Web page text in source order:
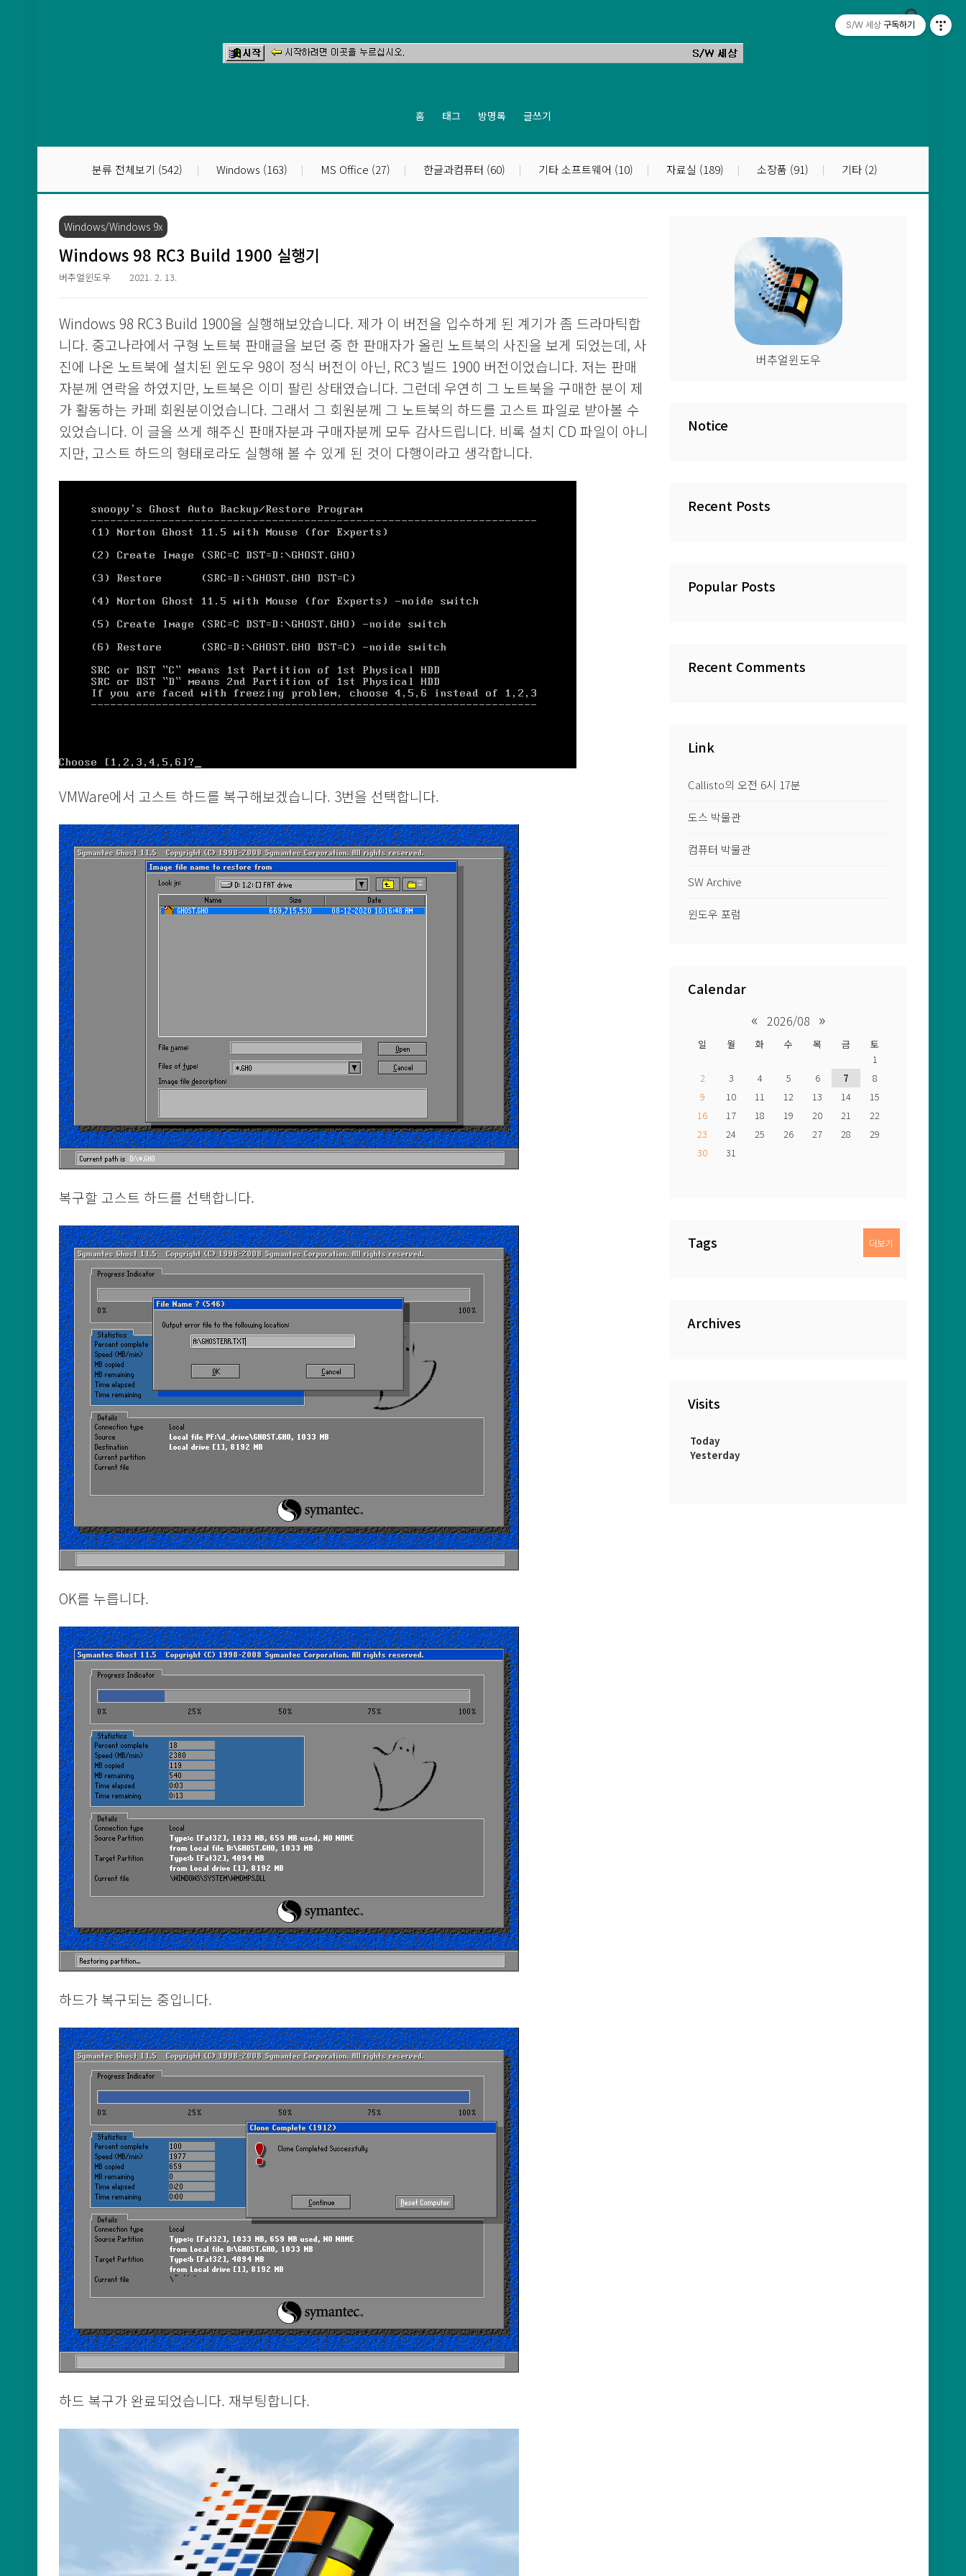
홈 태그 방명록 글쓰기
분류 전체보기 (542) Windows (163) MS Office (27) 한글과컴퓨터 (60) 기타 소프트웨어 (10) 자료실 (189) 소장품 (91) 기타 (2)
버추얼윈도우
Notice
Recent Posts
Popular Posts
Recent Comments
Link
Callisto의 오전 6시 17분
도스 박물관
컴퓨터 박물관
SW Archive
윈도우 포럼
Calendar
« 2026/08 »
일 월 화 수 목 금
토
1
2
3 4 5 6 7
8
9
10 11 12 13 14
15
16
17 18 19 20 21
22
23
24 25 26 27 28
29
30
31
Tags 더보기
Archives
Visits
Today
Yesterday
Windows/Windows 9x
Windows 98 RC3 Build 1900 실행기
버추얼윈도우 2021. 2. 13.
Windows 98 RC3 Build 1900을 실행해보았습니다. 제가 이 버전을 입수하게 된 계기가 좀 드라마틱합
니다. 중고나라에서 구형 노트북 판매글을 보던 중 한 판매자가 올린 노트북의 사진을 보게 되었는데, 사
진에 나온 노트북에 설치된 윈도우 98이 정식 버전이 아닌, RC3 빌드 1900 버전이었습니다. 저는 판매
자분께 연락을 하였지만, 노트북은 이미 팔린 상태였습니다. 그런데 우연히 그 노트북을 구매한 분이 제
가 활동하는 카페 회원분이었습니다. 그래서 그 회원분께 그 노트북의 하드를 고스트 파일로 받아볼 수
있었습니다. 이 글을 쓰게 해주신 판매자분과 구매자분께 모두 감사드립니다. 비록 설치 CD 파일이 아니
지만, 고스트 하드의 형태로라도 실행해 볼 수 있게 된 것이 다행이라고 생각합니다.
VMWare에서 고스트 하드를 복구해보겠습니다. 3번을 선택합니다.
복구할 고스트 하드를 선택합니다.
OK를 누릅니다.
하드가 복구되는 중입니다.
하드 복구가 완료되었습니다. 재부팅합니다.
S/W 세상 구독하기